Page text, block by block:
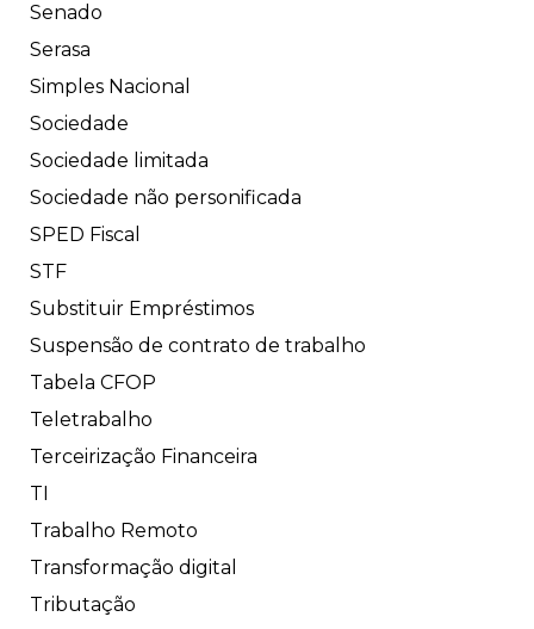
Senado
Serasa
Simples Nacional
Sociedade
Sociedade limitada
Sociedade não personificada
SPED Fiscal
STF
Substituir Empréstimos
Suspensão de contrato de trabalho
Tabela CFOP
Teletrabalho
Terceirização Financeira
TI
Trabalho Remoto
Transformação digital
Tributação